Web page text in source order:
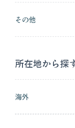
その他
所在地から探
海外